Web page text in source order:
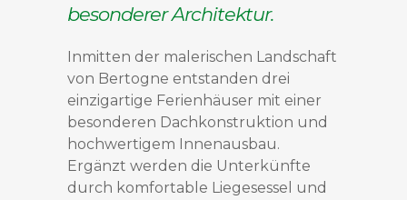
besonderer Architektur.
Inmitten der malerischen Landschaft
von Bertogne entstanden drei
einzigartige Ferienhäuser mit einer
besonderen Dachkonstruktion und
hochwertigem Innenausbau.
Ergänzt werden die Unterkünfte
durch komfortable Liegesessel und